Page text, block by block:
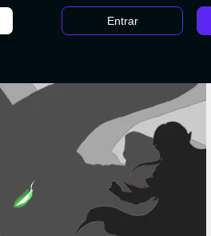
Entrar